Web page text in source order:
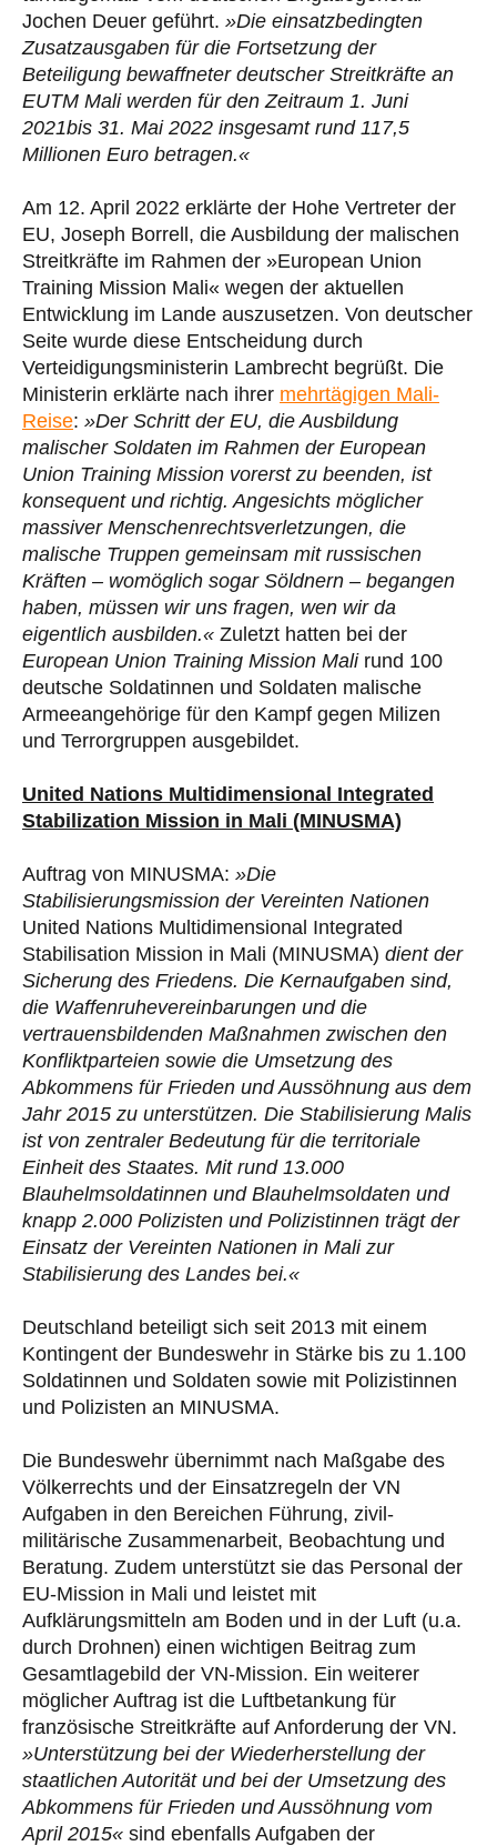
Jochen Deuer geführt. »Die einsatzbedingten
Zusatzausgaben für die Fortsetzung der
Beteiligung bewaffneter deutscher Streitkräfte an
EUTM Mali werden für den Zeitraum 1. Juni
2021bis 31. Mai 2022 insgesamt rund 117,5
Millionen Euro betragen.«
Am 12. April 2022 erklärte der Hohe Vertreter der
EU, Joseph Borrell, die Ausbildung der malischen
Streitkräfte im Rahmen der »European Union
Training Mission Mali« wegen der aktuellen
Entwicklung im Lande auszusetzen. Von deutscher
Seite wurde diese Entscheidung durch
Verteidigungsministerin Lambrecht begrüßt. Die
Ministerin erklärte nach ihrer mehrtägigen Mali-
Reise: »Der Schritt der EU, die Ausbildung
malischer Soldaten im Rahmen der European
Union Training Mission vorerst zu beenden, ist
konsequent und richtig. Angesichts möglicher
massiver Menschenrechtsverletzungen, die
malische Truppen gemeinsam mit russischen
Kräften – womöglich sogar Söldnern – begangen
haben, müssen wir uns fragen, wen wir da
eigentlich ausbilden.« Zuletzt hatten bei der
European Union Training Mission Malirund 100
deutsche Soldatinnen und Soldaten malische
Armeeangehörige für den Kampf gegen Milizen
und Terrorgruppen ausgebildet.
United Nations Multidimensional Integrated
Stabilization Mission in Mali (MINUSMA)
Auftrag von MINUSMA: »Die
Stabilisierungsmission der Vereinten Nationen
United Nations Multidimensional Integrated
Stabilisation Mission in Mali (MINUSMA) dient der
Sicherung des Friedens. Die Kernaufgaben sind,
die Waffenruhevereinbarungen und die
vertrauensbildenden Maßnahmen zwischen den
Konfliktparteien sowie die Umsetzung des
Abkommens für Frieden und Aussöhnung aus dem
Jahr 2015 zu unterstützen. Die Stabilisierung Malis
ist von zentraler Bedeutung für die territoriale
Einheit des Staates. Mit rund 13.000
Blauhelmsoldatinnen und Blauhelmsoldaten und
knapp 2.000 Polizisten und Polizistinnen trägt der
Einsatz der Vereinten Nationen in Mali zur
Stabilisierung des Landes bei.«
Deutschland beteiligt sich seit 2013 mit einem
Kontingent der Bundeswehr in Stärke bis zu 1.100
Soldatinnen und Soldaten sowie mit Polizistinnen
und Polizisten an MINUSMA.
Die Bundeswehr übernimmt nach Maßgabe des
Völkerrechts und der Einsatzregeln der VN
Aufgaben in den Bereichen Führung, zivil-
militärische Zusammenarbeit, Beobachtung und
Beratung. Zudem unterstützt sie das Personal der
EU-Mission in Mali und leistet mit
Aufklärungsmitteln am Boden und in der Luft (u.a.
durch Drohnen) einen wichtigen Beitrag zum
Gesamtlagebild der VN-Mission. Ein weiterer
möglicher Auftrag ist die Luftbetankung für
französische Streitkräfte auf Anforderung der VN.
»Unterstützung bei der Wiederherstellung der
staatlichen Autorität und bei der Umsetzung des
Abkommens für Frieden und Aussöhnung vom
April 2015« sind ebenfalls Aufgaben der